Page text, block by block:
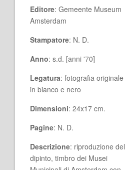
Editore: Gemeente Museum
Amsterdam
Stampatore: N. D.
Anno: s.d. [anni '70]
Legatura: fotografia originale
in bianco e nero
Dimensioni: 24x17 cm.
Pagine: N. D.
Descrizione: riproduzione del
dipinto, timbro dei Musei